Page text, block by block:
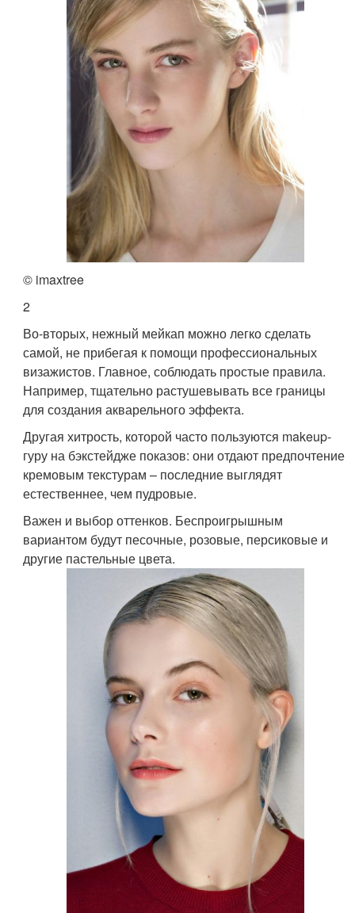
© imaxtree
2
Во-вторых, нежный мейкап можно легко сделать
самой, не прибегая к помощи профессиональных
визажистов. Главное, соблюдать простые правила.
Например, тщательно растушевывать все границы
для создания акварельного эффекта.
Другая хитрость, которой часто пользуются makeup-
гуру на бэкстейдже показов: они отдают предпочтение
кремовым текстурам – последние выглядят
естественнее, чем пудровые.
Важен и выбор оттенков. Беспроигрышным
вариантом будут песочные, розовые, персиковые и
другие пастельные цвета.